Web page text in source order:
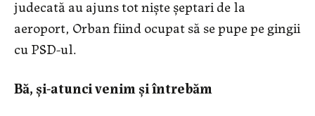
judecată au ajuns tot niște șeptari de la
aeroport, Orban fiind ocupat să se pupe pe gingii
cu PSD-ul.
Bă, și-atunci venim și întrebăm